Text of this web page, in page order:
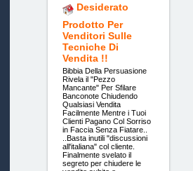
Desiderato
Prodotto Per
Venditori Sulle
Tecniche Di
Vendita !!
Bibbia Della Persuasione
Rivela il "Pezzo
Mancante" Per Sfilare
Banconote Chiudendo
Qualsiasi Vendita
Facilmente Mentre i Tuoi
Clienti Pagano Col Sorriso
in Faccia Senza Fiatare..
..Basta inutili "discussioni
all'italiana" col cliente.
Finalmente svelato il
segreto per chiudere le